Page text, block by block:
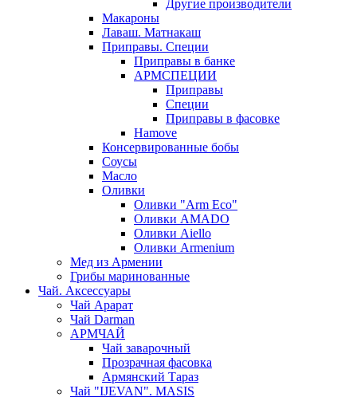
Другие производители
Макароны
Лаваш. Матнакаш
Приправы. Специи
Приправы в банке
АРМСПЕЦИИ
Приправы
Специи
Приправы в фасовке
Hamove
Консервированные бобы
Соусы
Масло
Оливки
Оливки "Arm Eco"
Оливки AMADO
Оливки Aiello
Оливки Armenium
Мед из Армении
Грибы маринованные
Чай. Аксессуары
Чай Арарат
Чай Darman
АРМЧАЙ
Чай заварочный
Прозрачная фасовка
Армянский Тараз
Чай "IJEVAN". MASIS